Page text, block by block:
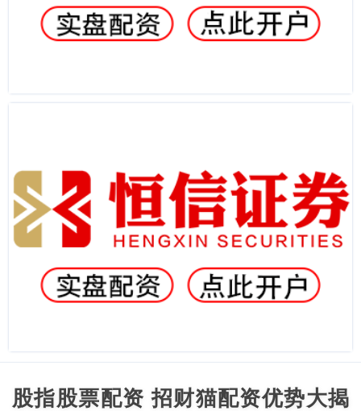
股指股票配资 招财猫配资优势大揭